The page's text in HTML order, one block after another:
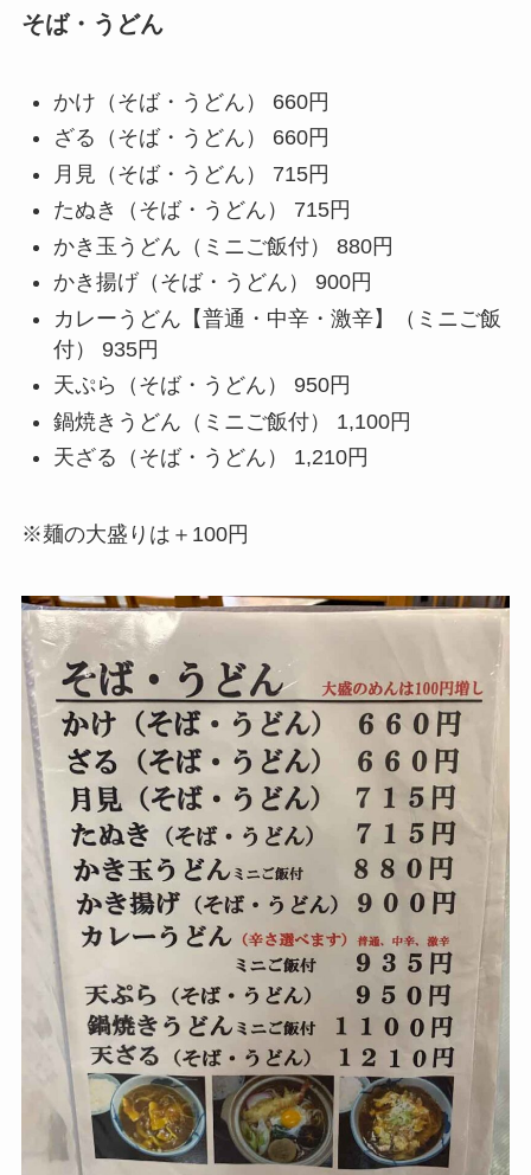
そば・うどん
かけ（そば・うどん） 660円
ざる（そば・うどん） 660円
月見（そば・うどん） 715円
たぬき（そば・うどん） 715円
かき玉うどん（ミニご飯付） 880円
かき揚げ（そば・うどん） 900円
カレーうどん【普通・中辛・激辛】（ミニご飯
付） 935円
天ぷら（そば・うどん） 950円
鍋焼きうどん（ミニご飯付） 1,100円
天ざる（そば・うどん） 1,210円
※麺の大盛りは＋100円